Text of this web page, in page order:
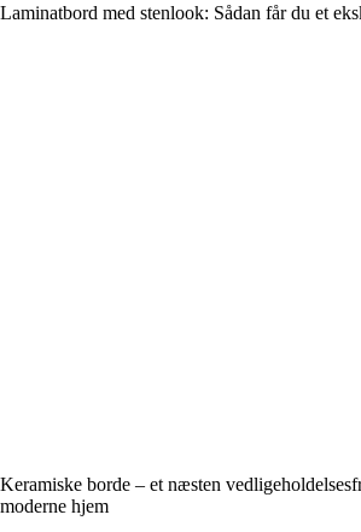
Laminatbord med stenlook: Sådan får du et
Keramiske borde – et næsten
moderne hjem